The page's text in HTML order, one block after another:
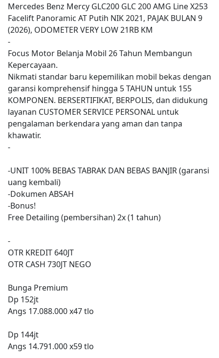
Mercedes Benz Mercy GLC200 GLC 200 AMG Line X253
Facelift Panoramic AT Putih NIK 2021, PAJAK BULAN 9
(2026), ODOMETER VERY LOW 21RB KM
-
Focus Motor Belanja Mobil 26 Tahun Membangun
Kepercayaan.
Nikmati standar baru kepemilikan mobil bekas dengan
garansi komprehensif hingga 5 TAHUN untuk 155
KOMPONEN. BERSERTIFIKAT, BERPOLIS, dan didukung
layanan CUSTOMER SERVICE PERSONAL untuk
pengalaman berkendara yang aman dan tanpa
khawatir.
-
-UNIT 100% BEBAS TABRAK DAN BEBAS BANJIR (garansi
uang kembali)
-Dokumen ABSAH
-Bonus!
Free Detailing (pembersihan) 2x (1 tahun)
-
OTR KREDIT 640JT
OTR CASH 730JT NEGO
Bunga Premium
Dp 152jt
Angs 17.088.000 x47 tlo
Dp 144jt
Angs 14.791.000 x59 tlo